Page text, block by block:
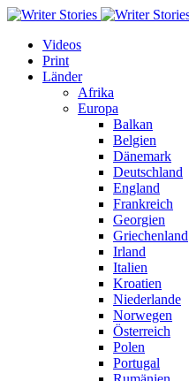
Videos
Print
Länder
Afrika
Europa
Balkan
Belgien
Dänemark
Deutschland
England
Frankreich
Georgien
Griechenland
Irland
Italien
Kroatien
Niederlande
Norwegen
Österreich
Polen
Portugal